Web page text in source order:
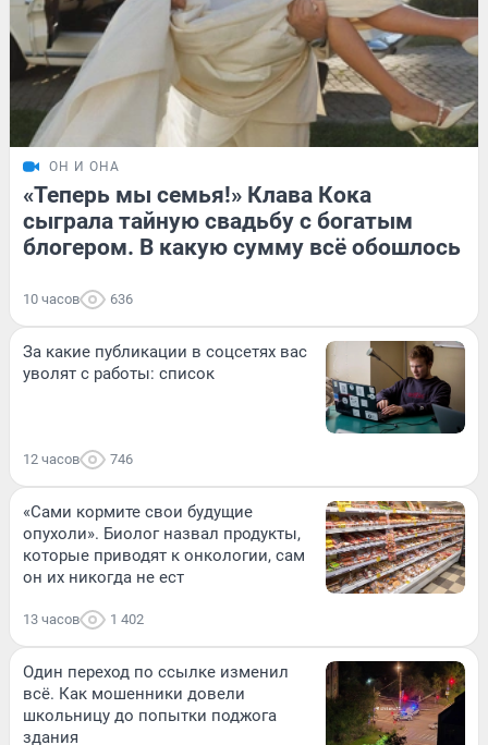
ОН И ОНА
«Теперь мы семья!» Клава Кока
сыграла тайную свадьбу с богатым
блогером. В какую сумму всё обошлось
10 часов 636
За какие публикации в соцсетях вас
уволят с работы: список
12 часов 746
«Сами кормите свои будущие
опухоли». Биолог назвал продукты,
которые приводят к онкологии, сам
он их никогда не ест
13 часов 1 402
Один переход по ссылке изменил
всё. Как мошенники довели
школьницу до попытки поджога
здания